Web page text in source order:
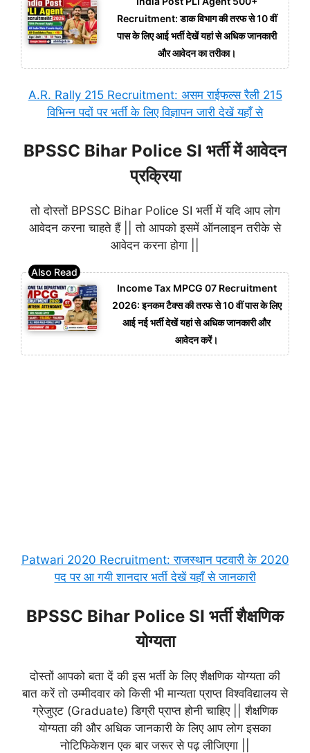
Recruitment: डाक विभाग की तरफ से 10 वीं
पास के लिए आई भर्ती देखें यहां से अधिक जानकारी
और आवेदन का तरीका।
A.R. Rally 215 Recruitment: असम राईफल्स रैली 215
विभिन्न पदों पर भर्ती के लिए विज्ञापन जारी देखें यहाँ से
BPSSC Bihar Police SI भर्ती में आवेदन
प्रक्रिया
तो दोस्तों BPSSC Bihar Police SI भर्ती में यदि आप लोग
आवेदन करना चाहते हैं || तो आपको इसमें ऑनलाइन तरीके से
आवेदन करना होगा ||
Income Tax MPCG 07 Recruitment
2026: इनकम टैक्स की तरफ से 10 वीं पास के लिए
आई नई भर्ती देखें यहां से अधिक जानकारी और
आवेदन करें।
Patwari 2020 Recruitment: राजस्थान पटवारी के 2020
पद पर आ गयी शानदार भर्ती देखें यहाँ से जानकारी
BPSSC Bihar Police SI भर्ती शैक्षणिक
योग्यता
दोस्तों आपको बता दें की इस भर्ती के लिए शैक्षणिक योग्यता की
बात करें तो उम्मीदवार को किसी भी मान्यता प्राप्त विश्वविद्यालय से
ग्रेजुएट (Graduate) डिग्री प्राप्त होनी चाहिए || शैक्षणिक
योग्यता की और अधिक जानकारी के लिए आप लोग इसका
नोटिफिकेशन एक बार जरूर से पढ़ लीजिएगा ||